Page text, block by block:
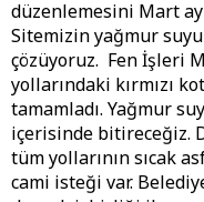
düzenlemesini Mart
Sitemizin yağmur suyu
çözüyoruz. Fen İşleri
yollarındaki kırmızı
tamamladı. Yağmur
içerisinde bitireceğiz.
tüm yollarının sıcak
cami isteği var.